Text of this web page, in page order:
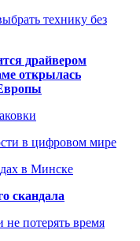
технику без
драйвером
открылась
в цифровом мире
в Минске
скандала
не потерять время